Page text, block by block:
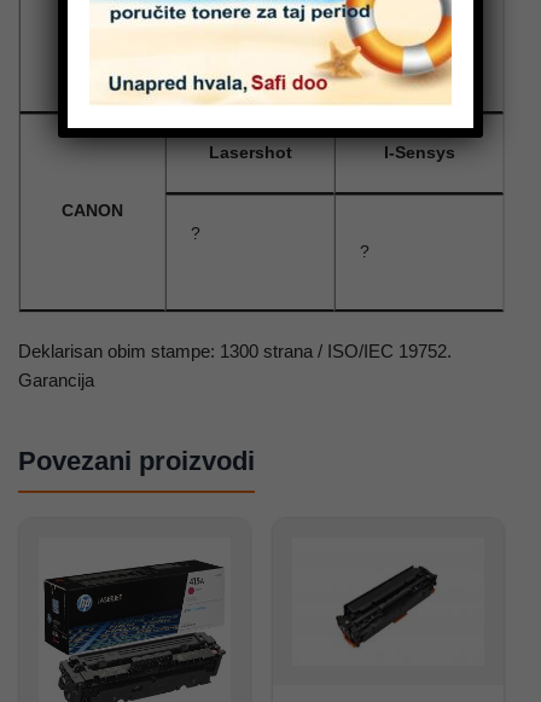
HP Laserjet
CANON
Lasershot I-Sensys
?
?
Deklarisan obim stampe: 1300 strana / ISO/IEC 19752.
Garancija
Povezani proizvodi